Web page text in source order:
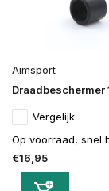
Aimsport
Draadbeschermer
Vergelijk
Op voorraad, snel
€16,95